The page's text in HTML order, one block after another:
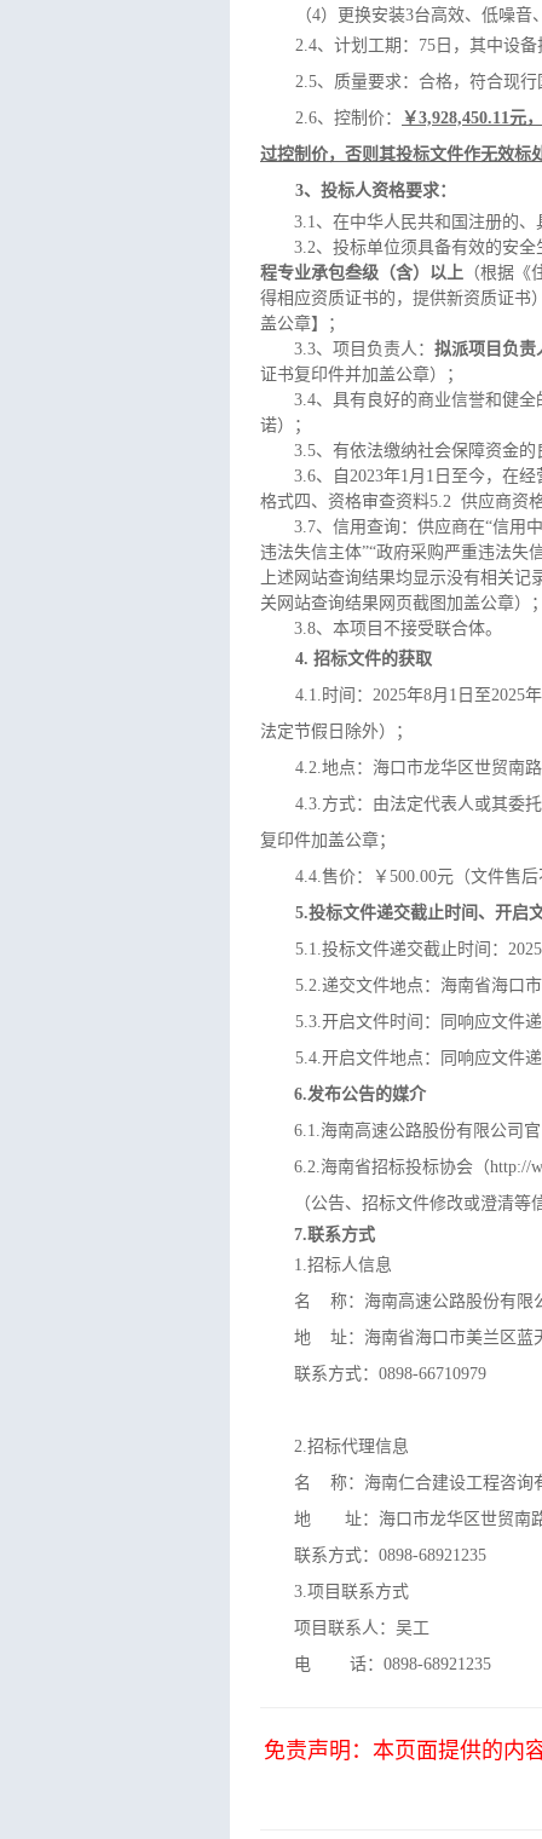
（4） 更换安装3台高效、低噪音
2.4、计划工期：75日，其中设
2.5、质量要求：合格，符合现
2.6、控制价：
￥3,928,450.11元
过控制价，否则其投标文件作无效标
3、投标人资格要求：
3.1、在中华人民共和国注册的
3.2、 投标单位须具备有效的安全
程专业承包叁级（含）以上 （根据《
得相应资质证书的，提供新资质证书
盖公章】；
3.3、项目负责人： 拟派项目负责
证书复印件并加盖公章）；
3.4、具有良好的商业信誉和健
诺）；
3.5、有依法缴纳社会保障资金
3.6、自2023年1月1日至今，在
格式四、资格审查资料5.2 供应商资
3.7、信用查询：供应商在“信用
违法失信主体”“政府采购严重违法失
上述网站查询结果均显示没有相关
关网站查询结果网页截图加盖公章）
3.8、本项目不接受联合体。
4. 招标文件的获取
4.1.时间：2025年8月 1 日至2025年
法定节假日除外）；
4.2.地点：海口市龙华区世贸南
4.3.方式： 由法定代表人或其委
复印件加盖公章；
4.4.售价：￥500.00元（文件售
5.投标文件递交截止时间、开启
5.1.投标文件递交截止时间：
5.2.递交文件地点：海南省海口
5.3.开启文件时间：同响应文件
5.4.开启文件地点：同响应文件
6.发布公告的媒介
6.1.海南高速公路股份有限公司官
6.2.海南省招标投标协会（http://
（公告、 招标文件修改或澄清等
7.联系方式
1.招标人信息
名
称：海南高速公路股份有限
地
址：海南省海口市美兰区蓝
联系方式： 0898-66710979
2.招标代理信息
名
称：海南仁合建设工程咨询
地 址：海口市龙华区世贸南
联系方式： 0898-68921235
3.项目联系方式
项目联系人：吴工
电
话： 0898-68921235
免责声明：本页面提供的内